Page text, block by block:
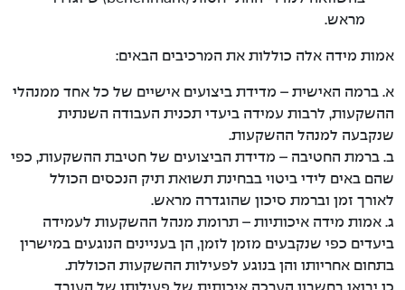
מראש.
אמות מידה אלה כוללות את המרכיבים הבאים:
א. ברמה האישית – מדידת ביצועים אישיים של כל אחד ממנהלי
ההשקעות, לרבות עמידה ביעדי תכנית העבודה השנתית
שנקבעה למנהל ההשקעות.
ב. ברמת החטיבה – מדידת הביצועים של חטיבת ההשקעות, כפי
שהם באים לידי ביטוי בבחינת תשואת תיק הנכסים הכולל
לאורך זמן וברמת סיכון שהוגדרה מראש.
ג. אמות מידה איכותיות – תרומת מנהל ההשקעות לעמידה
ביעדים כפי שנקבעים מזמן לזמן, הן בעניינים הנוגעים במישרין
בתחום אחריותו והן בנוגע לפעילות ההשקעות הכוללת.